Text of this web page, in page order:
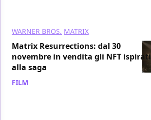
WARNER BROS. MATRIX
Matrix Resurrections: dal 30
novembre in vendita gli NFT ispirati
alla saga
FILM